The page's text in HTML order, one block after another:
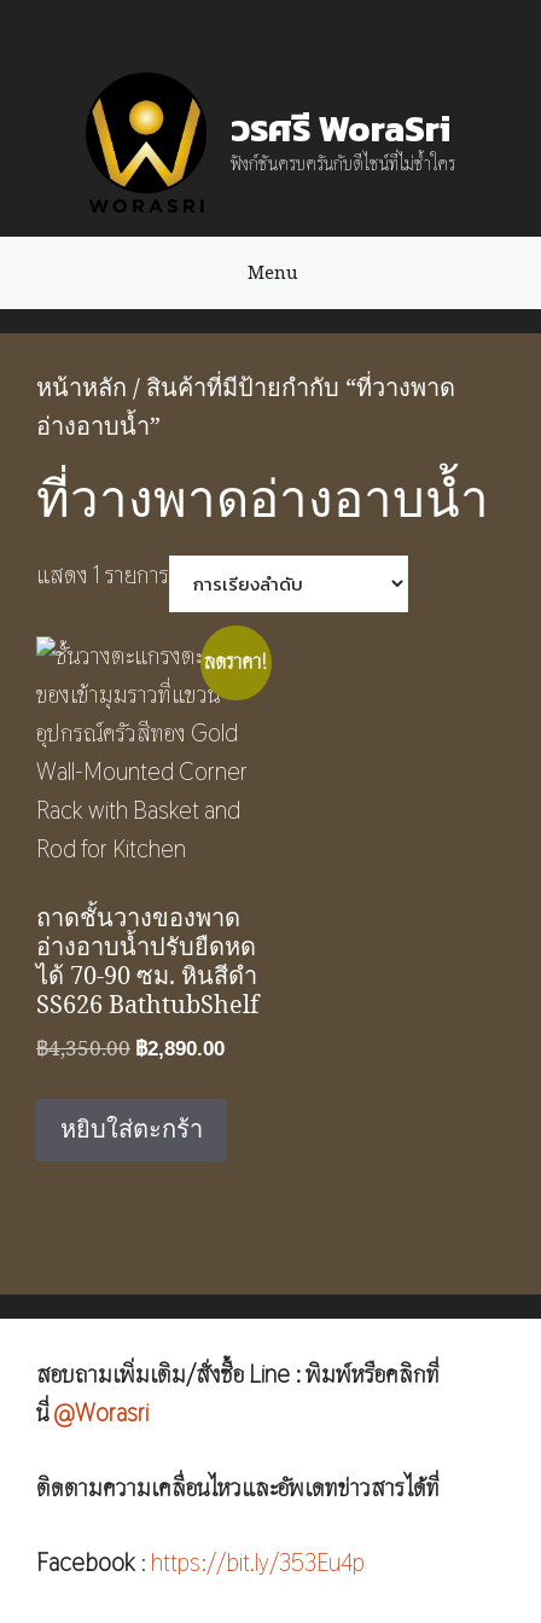
วรศรี WoraSri
ฟังก์ชันครบครันกับดีไซน์ที่ไม่ซ้ำใคร
Menu
หน้าหลัก / สินค้าที่มีป้ายกำกับ “ที่วางพาด
อ่างอาบน้ำ”
ที่วางพาดอ่างอาบน้ำ
แสดง 1 รายการ
ลดราคา!
ถาดชั้นวางของพาด
อ่างอาบน้ำปรับยืดหด
ได้ 70-90 ซม. หินสีดำ
SS626 BathtubShelf
฿4,350.00 Original
฿4,350.00.
฿2,890.00Current
หยิบใส่ตะกร้า
สอบถามเพิ่มเติม/สั่งซื้อ Line : พิมพ์หรือคลิกที่
นี่@Worasri
ติดตามความเคลื่อนไหวและอัพเดทข่าวสารได้ที่
Facebook : https://bit.ly/353Eu4p